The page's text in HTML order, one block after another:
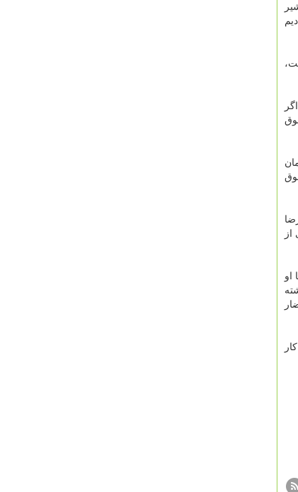
او می دهم ۵۰۰ تا ۵۵۰ دلار است،
حقوق
یک میلیون و ۸۰۰ هزار تومان
۵۰۰ هزار تومان حقوق
او